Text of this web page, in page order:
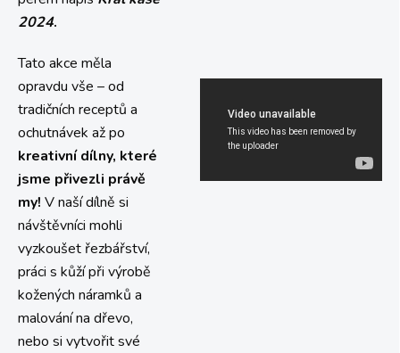
2024.
Tato akce měla
opravdu vše – od
tradičních receptů a
ochutnávek až po
kreativní dílny, které
jsme přivezli právě
my! V naší dílně si
návštěvníci mohli
vyzkoušet řezbářství,
práci s kůží při výrobě
kožených náramků a
malování na dřevo,
nebo si vytvořit své